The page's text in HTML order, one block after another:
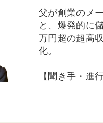
父が創業のメ
と、爆発的に
万円超の超高
化。
【聞き手・進